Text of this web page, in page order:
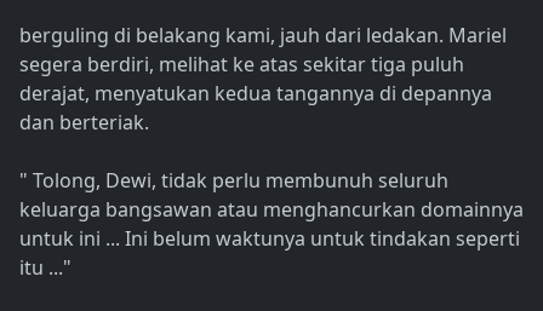
berguling di belakang kami, jauh dari ledakan. Mariel
segera berdiri, melihat ke atas sekitar tiga puluh
derajat, menyatukan kedua tangannya di depannya
dan berteriak.
" Tolong, Dewi, tidak perlu membunuh seluruh
keluarga bangsawan atau menghancurkan domainnya
untuk ini ... Ini belum waktunya untuk tindakan seperti
itu ..."